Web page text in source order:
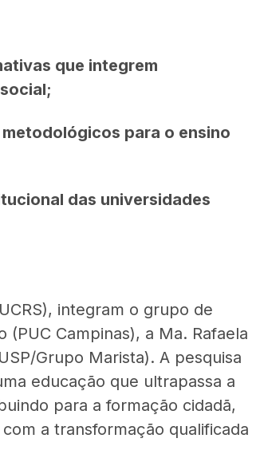
que integrem
para o ensino
das universidades
integram o grupo de
Campinas), a Ma. Rafaela
Grupo Marista). A pesquisa
educação que ultrapassa a
para a formação cidadã,
a transformação qualificada